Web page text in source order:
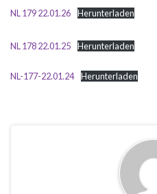
NL 179 22.01.26 Herunterladen
NL 178 22.01.25 Herunterladen
NL-177-22.01.24 Herunterladen